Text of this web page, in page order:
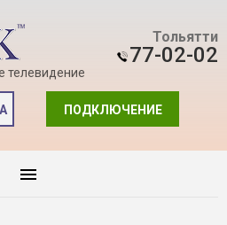
телевидение
Тольятти
77-02-02
ПОДКЛЮЧЕНИЕ